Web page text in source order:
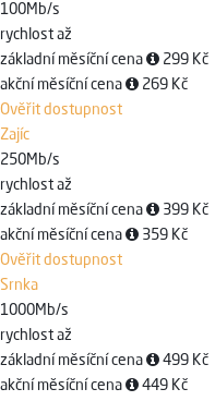
100Mb/s
rychlost až
základní měsíční cena
299 Kč
akční měsíční cena
269 Kč
Ověřit dostupnost
Zajíc
250Mb/s
rychlost až
základní měsíční cena
399 Kč
akční měsíční cena
359 Kč
Ověřit dostupnost
Srnka
1000Mb/s
rychlost až
základní měsíční cena
499 Kč
akční měsíční cena
449 Kč